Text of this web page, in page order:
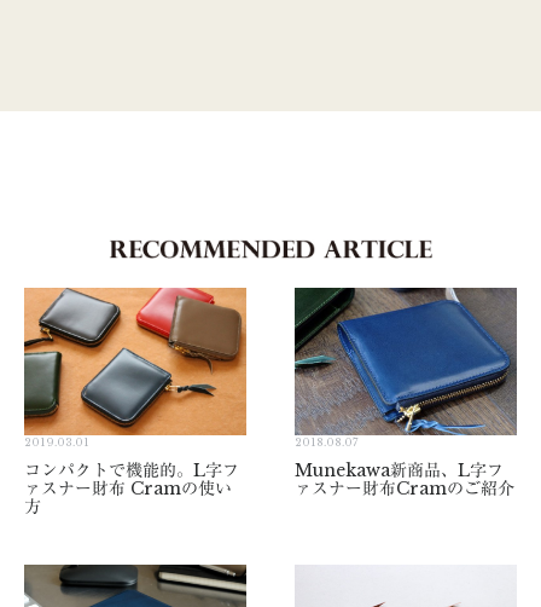
2019.03.01
コンパクトで機能的。L字フ
ァスナー財布 Cramの使い
方
2018.08.07
Munekawa新商品、L字フ
ァスナー財布Cramのご紹介